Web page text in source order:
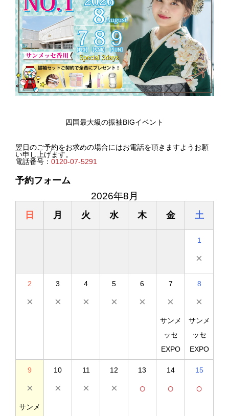
四国最大級の振袖BIGイベント
翌日のご予約をお求めの場合にはお電話を頂きますようお願
い申し上げます。
電話番号： 0120-07-5291
予約フォーム
2026年8月
日 月 火 水 木 金 土
1
×
2
×
3
×
4
×
5
×
6
×
7
×
サンメ
ッセ
EXPO
8
×
サンメ
ッセ
EXPO
9
×
サンメ
10
×
11
×
12
×
13
○
14
○
15
○